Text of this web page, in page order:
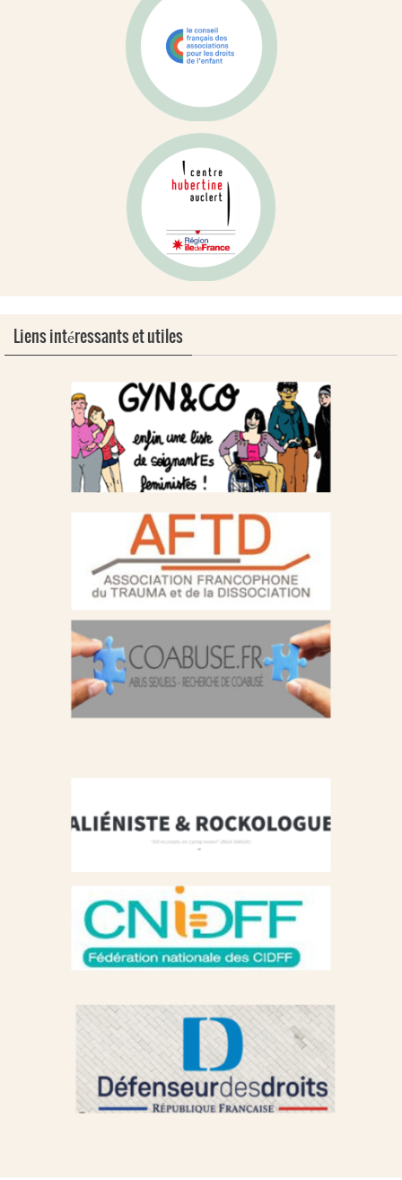
Liens intéressants et utiles